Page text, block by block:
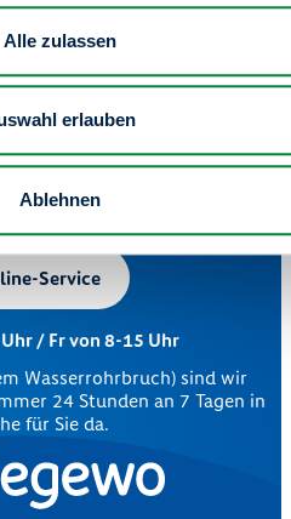
Alle zulassen
erlauben
Ablehnen
85-5000
Service
/ Fr von 8-15 Uhr
Wasserrohrbruch) sind wir
24 Stunden an 7 Tagen in
für Sie da.